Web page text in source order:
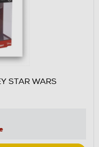
STAR WARS